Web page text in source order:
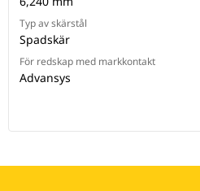
Typ av skärstål
Spadskär
För redskap med markkontakt
Advansys